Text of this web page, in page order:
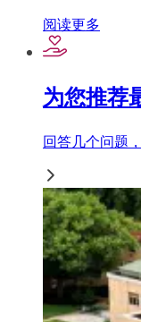
阅读更多
为您推荐
回答几个问题